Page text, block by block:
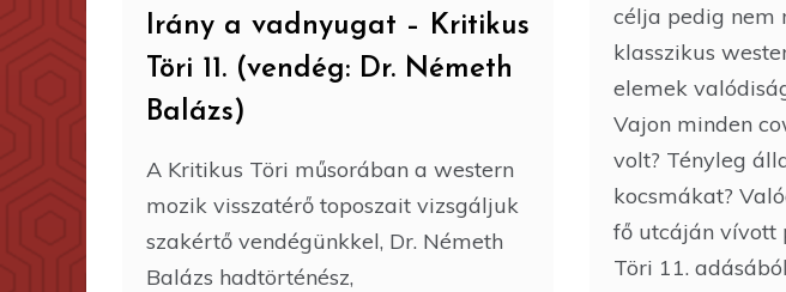
Irány a vadnyugat – Kritikus
Töri 11. (vendég: Dr. Németh
Balázs)
A Kritikus Töri műsorában a western
mozik visszatérő toposzait vizsgáljuk
szakértő vendégünkkel, Dr. Németh
Balázs hadtörténész,
célja pedig nem
klasszikus
elemek
Vajon minden
volt? Tényleg
kocsmákat?
fő utcáján vívott
Töri 11.